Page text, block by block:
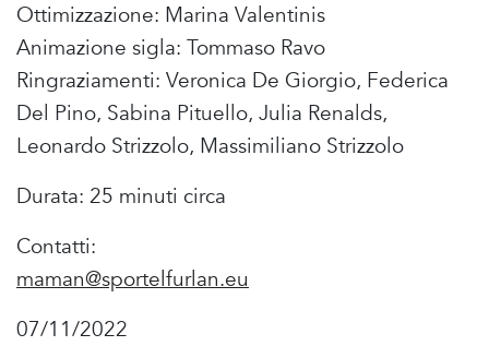
Ottimizzazione: Marina Valentinis
Animazione sigla: Tommaso Ravo
Ringraziamenti: Veronica De Giorgio, Federica
Del Pino, Sabina Pituello, Julia Renalds,
Leonardo Strizzolo, Massimiliano Strizzolo
Durata: 25 minuti circa
Contatti:
maman@sportelfurlan.eu
07/11/2022